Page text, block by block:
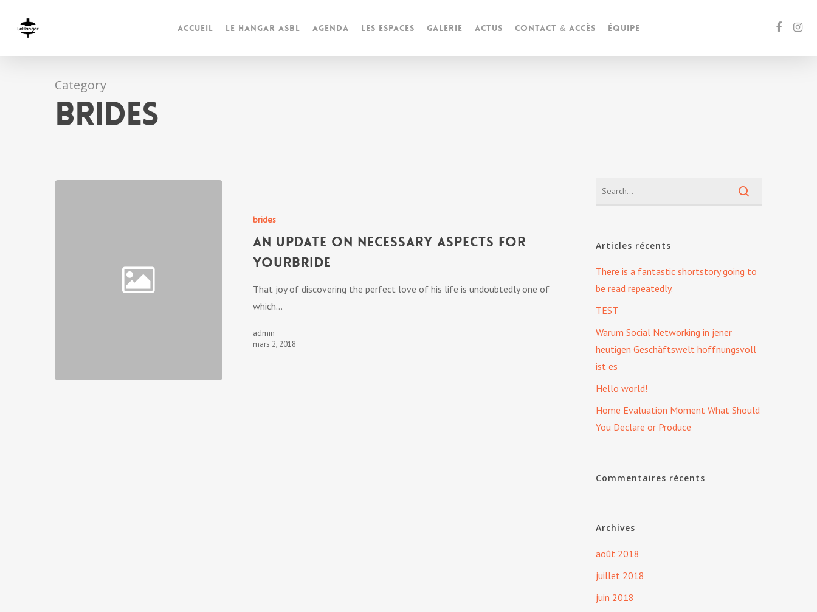
Accueil Le Hangar ASBL Agenda Les espaces Galerie Actus Contact & accès Équipe
Category
brides
brides
An Update On Necessary Aspects For
YourBride
That joy of discovering the perfect love of his life is undoubtedly one of
which…
admin
mars 2, 2018
Articles récents
There is a fantastic shortstory going to
be read repeatedly.
TEST
Warum Social Networking in jener
heutigen Geschäftswelt hoffnungsvoll
ist es
Hello world!
Home Evaluation Moment What Should
You Declare or Produce
Commentaires récents
Archives
août 2018
juillet 2018
juin 2018